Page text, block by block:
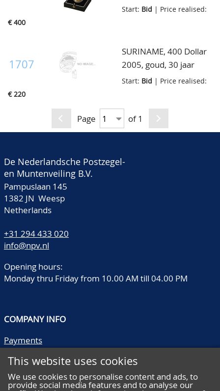
Brug Suriname River,
Start: Bid | Price realised:
€ 400
1707
SURINAME, 400 Dollar
2005, goud, 30 jaar
onafhankelijkheid,
Start: Bid | Price realised:
€ 220
Page of 1
De Nederlandsche Postzegel-
en Muntenveiling B.V.
Pampuslaan 145
1382 JN Weesp
Netherlands
+31 294 433 020
info@npv.nl
Opening hours:
Monday thru Friday from 10.00 AM till 04.00 PM
COMPANY INFO
Payments
Literature
Quality descriptions
Frequently asked questions
This website uses cookies
We use cookies to personalise content and ads, to
provide social media features and to analyse our